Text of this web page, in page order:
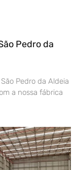
Pedro da
Pedro da Aldeia
a nossa fábrica